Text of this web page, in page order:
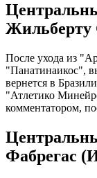
Жильберту
После ухода из
"Панатинаикос",
вернется в
"Атлетико
комментатором,
Фабрегас